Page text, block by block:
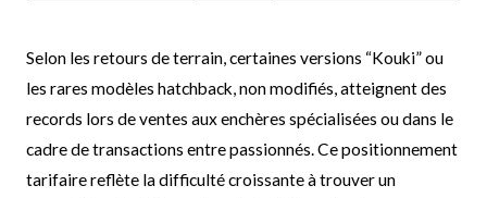
Selon les retours de terrain, certaines versions “Kouki” ou
les rares modèles hatchback, non modifiés, atteignent des
records lors de ventes aux enchères spécialisées ou dans le
cadre de transactions entre passionnés. Ce positionnement
tarifaire reflète la difficulté croissante à trouver un